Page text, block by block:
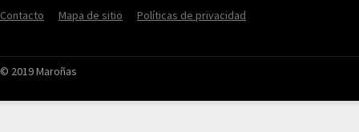
Contacto Mapa de sitio Políticas de privacidad
© 2019 Maroñas